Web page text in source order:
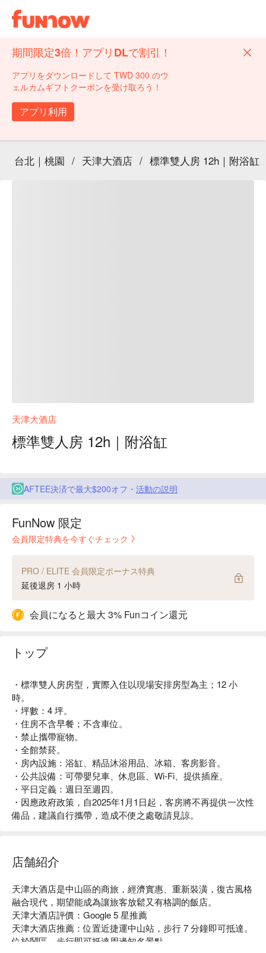
期間限定3倍！アプリDLで割引！
アプリをダウンロードして TWD 300 のウ
ェルカムギフトクーポンを受け取ろう！
アプリ利用
台北｜桃園 / 天津大酒店 / 標準雙人房 12h｜附浴缸
天津大酒店
標準雙人房 12h｜附浴缸
AFTEE決済で最大$200オフ・ 活動の説明
FunNow 限定
会員限定特典を今すぐチェック
PRO / ELITE 会員限定ボーナス特典
延後退房 1 小時
会員になると最大 3% Funコイン還元
トップ
・標準雙人房房型，實際入住以現場安排房型為主；12 小
時。
・坪數：4 坪。
・住房不含早餐；不含車位。
・禁止攜帶寵物。
・全館禁菸。
・房內設施：浴缸、精品沐浴用品、冰箱、客房影音。
・公共設備：可帶嬰兒車、休息區、Wi-Fi、提供插座。
・平日定義：週日至週四。
・因應政府政策，自2025年1月1日起，客房將不再提供一次性
備品，建議自行攜帶，造成不便之處敬請見諒。
店舗紹介
天津大酒店是中山區的商旅，經濟實惠、重新裝潢，復古風格
融合現代，期望能成為讓旅客放鬆又有格調的飯店。
天津大酒店評價：Google 5 星推薦
天津大酒店推薦：位置近捷運中山站，步行 7 分鐘即可抵達。
位於鬧區，步行即可抵達周邊知名景點。